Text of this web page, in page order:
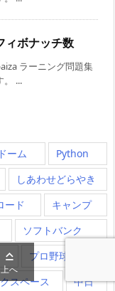
ィボナッチ数
ラーニング問題集
。 ...
ーム
Python
しあわせどらやき
ード
キャンプ
ソフトバンク
プロ野球
スペース 中日

上へ